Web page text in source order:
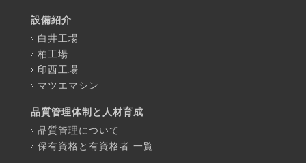
設備紹介
白井工場
柏工場
印西工場
マツエマシン
品質管理体制と人材育成
品質管理について
保有資格と有資格者 一覧